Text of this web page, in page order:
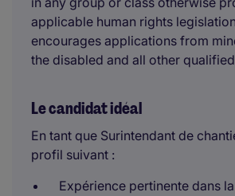
applicable human rights
encourages applications from
the disabled and all other
Le candidat idéal
En tant que Surintendant de
profil suivant :
Expérience pertinente dans